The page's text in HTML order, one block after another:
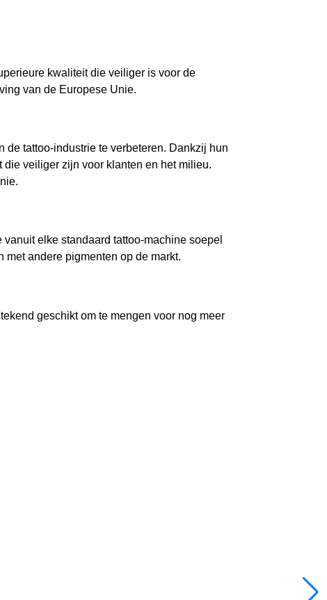
kwaliteit die veiliger is voor de
van de Europese Unie.
tattoo-industrie te verbeteren. Dankzij hun
veiliger zijn voor klanten en het milieu.
elke standaard tattoo-machine soepel
andere pigmenten op de markt.
geschikt om te mengen voor nog meer